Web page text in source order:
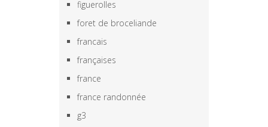
figuerolles
foret de broceliande
francais
françaises
france
france randonnée
g3